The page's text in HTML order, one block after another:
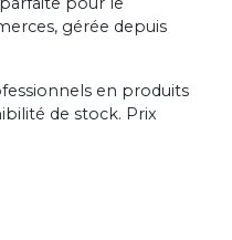
gérée depuis
en produits
de stock. Prix